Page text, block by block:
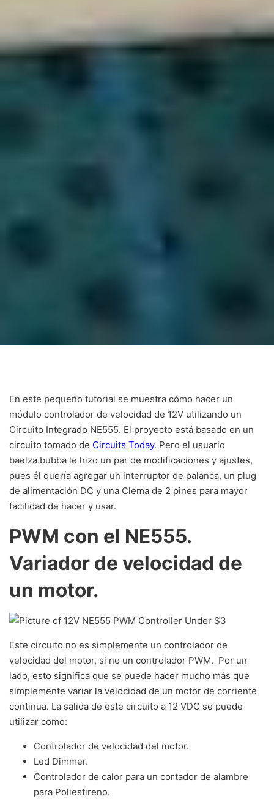
En este pequeño tutorial se muestra cómo hacer un
módulo controlador de velocidad de 12V utilizando un
Circuito Integrado NE555. El proyecto está basado en un
circuito tomado de Circuits Today. Pero el usuario
baelza.bubba le hizo un par de modificaciones y ajustes,
pues él quería agregar un interruptor de palanca, un plug
de alimentación DC y una Clema de 2 pines para mayor
facilidad de hacer y usar.
PWM con el NE555.
Variador de velocidad de
un motor.
Este circuito no es simplemente un controlador de
velocidad del motor, si no un controlador PWM. Por un
lado, esto significa que se puede hacer mucho más que
simplemente variar la velocidad de un motor de corriente
continua. La salida de este circuito a 12 VDC se puede
utilizar como:
Controlador de velocidad del motor.
Led Dimmer.
Controlador de calor para un cortador de alambre
para Poliestireno.